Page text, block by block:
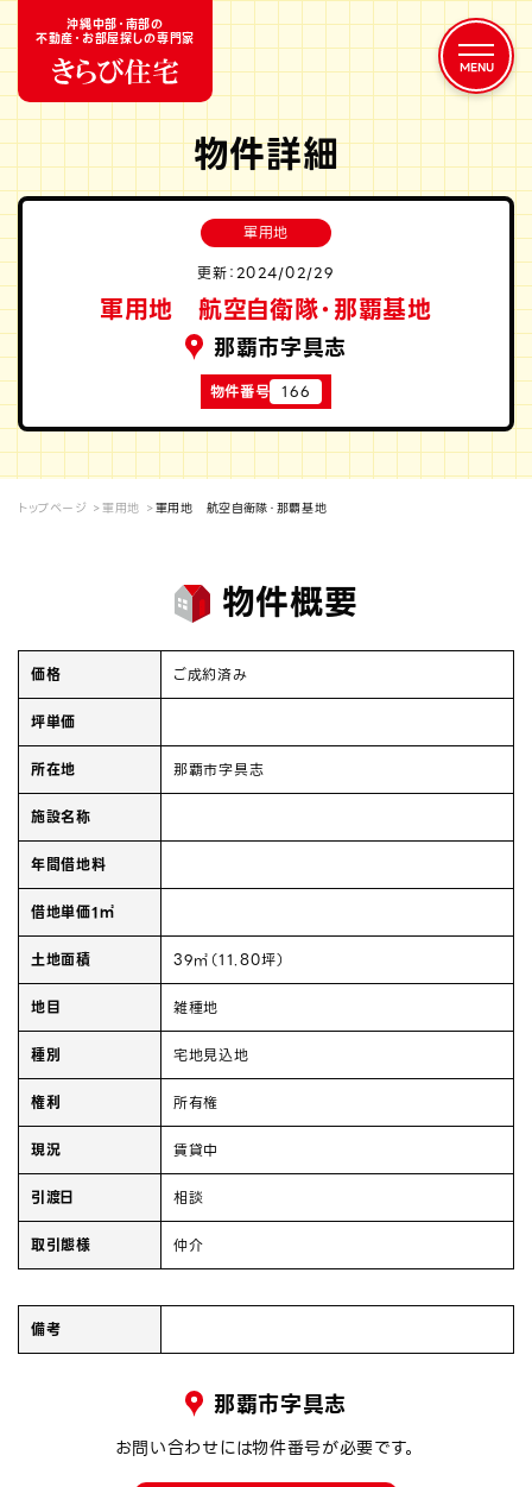
沖縄中部・南部の
不動産・お部屋探しの専門家
物件詳細
軍用地
更新：2024/02/29
軍用地 航空自衛隊・那覇基地
那覇市字具志
物件番号 166
トップページ 軍用地 軍用地 航空自衛隊・那覇基地
物件概要
価格 ご成約済み
坪単価
所在地 那覇市字具志
施設名称
年間借地料
借地単価1㎡
土地面積 39㎡（11.80坪）
地目 雑種地
種別 宅地見込地
権利 所有権
現況 賃貸中
引渡日 相談
取引態様 仲介
備考
那覇市字具志
お問い合わせには物件番号が必要です。